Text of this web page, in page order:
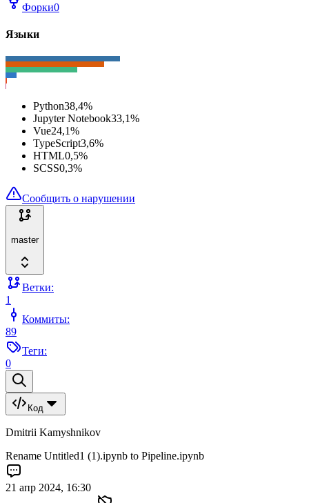
Форки0
Языки
Python38,4%
Jupyter Notebook33,1%
Vue24,1%
TypeScript3,6%
HTML0,5%
SCSS0,3%
Сообщить о нарушении
master
Ветки:
1
Коммиты:
89
Теги:
0
Код
Dmitrii Kamyshnikov
Rename Untitled1 (1).ipynb to Pipeline.ipynb
21 апр 2024, 16:30